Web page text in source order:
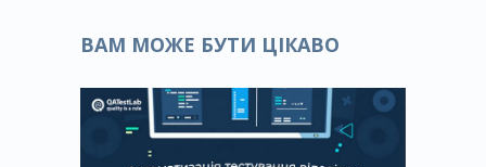
ВАМ МОЖЕ БУТИ ЦІКАВО